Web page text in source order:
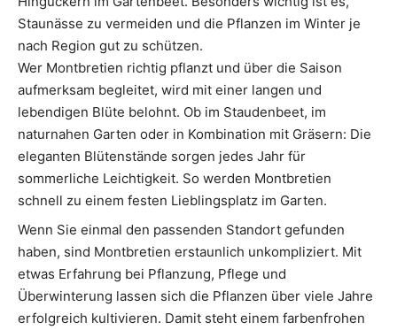
Staunässe zu vermeiden und die Pflanzen im Winter je
nach Region gut zu schützen.
Wer Montbretien richtig pflanzt und über die Saison
aufmerksam begleitet, wird mit einer langen und
lebendigen Blüte belohnt. Ob im Staudenbeet, im
naturnahen Garten oder in Kombination mit Gräsern: Die
eleganten Blütenstände sorgen jedes Jahr für
sommerliche Leichtigkeit. So werden Montbretien
schnell zu einem festen Lieblingsplatz im Garten.
Wenn Sie einmal den passenden Standort gefunden
haben, sind Montbretien erstaunlich unkompliziert. Mit
etwas Erfahrung bei Pflanzung, Pflege und
Überwinterung lassen sich die Pflanzen über viele Jahre
erfolgreich kultivieren. Damit steht einem farbenfrohen